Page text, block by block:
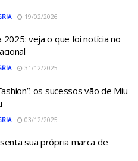
19/02/2026
veja o que foi notícia no
31/12/2025
os sucessos vão de Miu
03/12/2025
sua própria marca de